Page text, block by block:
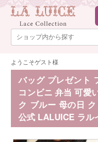
ようこそゲスト様
バッグ プレゼント
コンビニ 弁当 可愛
ク ブルー 母の日
公式 LALUICE ラル